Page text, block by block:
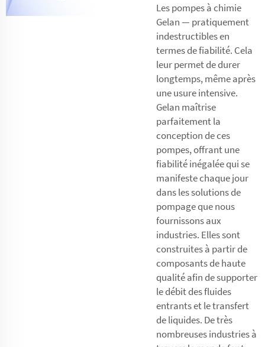
Les pompes à chimie
Gelan — pratiquement
indestructibles en
termes de fiabilité. Cela
leur permet de durer
longtemps, même après
une usure intensive.
Gelan maîtrise
parfaitement la
conception de ces
pompes, offrant une
fiabilité inégalée qui se
manifeste chaque jour
dans les solutions de
pompage que nous
fournissons aux
industries. Elles sont
construites à partir de
composants de haute
qualité afin de supporter
le débit des fluides
entrants et le transfert
de liquides. De très
nombreuses industries à